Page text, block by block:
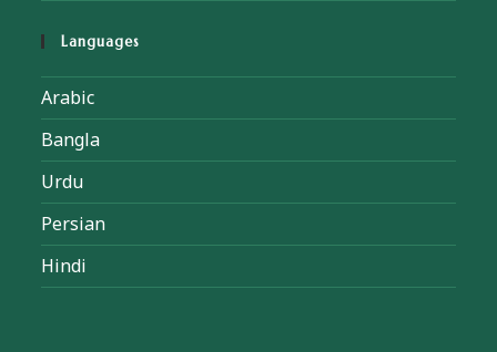
Languages
Arabic
Bangla
Urdu
Persian
Hindi